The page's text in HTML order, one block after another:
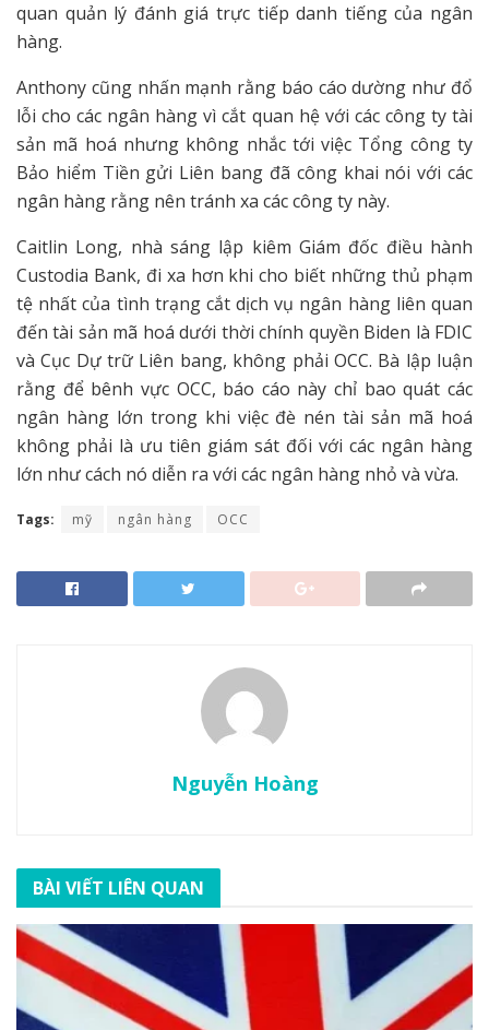
quan quản lý đánh giá trực tiếp danh tiếng của ngân
hàng.
Anthony cũng nhấn mạnh rằng báo cáo dường như đổ
lỗi cho các ngân hàng vì cắt quan hệ với các công ty tài
sản mã hoá nhưng không nhắc tới việc Tổng công ty
Bảo hiểm Tiền gửi Liên bang đã công khai nói với các
ngân hàng rằng nên tránh xa các công ty này.
Caitlin Long, nhà sáng lập kiêm Giám đốc điều hành
Custodia Bank, đi xa hơn khi cho biết những thủ phạm
tệ nhất của tình trạng cắt dịch vụ ngân hàng liên quan
đến tài sản mã hoá dưới thời chính quyền Biden là FDIC
và Cục Dự trữ Liên bang, không phải OCC. Bà lập luận
rằng để bênh vực OCC, báo cáo này chỉ bao quát các
ngân hàng lớn trong khi việc đè nén tài sản mã hoá
không phải là ưu tiên giám sát đối với các ngân hàng
lớn như cách nó diễn ra với các ngân hàng nhỏ và vừa.
Tags: mỹ ngân hàng OCC
Nguyễn Hoàng
BÀI VIẾT LIÊN QUAN